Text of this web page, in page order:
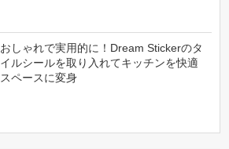
おしゃれで実用的に！Dream Stickerのタ
イルシールを取り入れてキッチンを快適
スペースに変身